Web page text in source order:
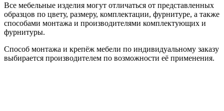
Все мебельные изделия могут отличаться от представленных
образцов по цвету, размеру, комплектации, фурнитуре, а также
способами монтажа и производителями комплектующих и
фурнитуры.
Способ монтажа и крепёж мебели по индивидуальному заказу
выбирается производителем по возможности её применения.